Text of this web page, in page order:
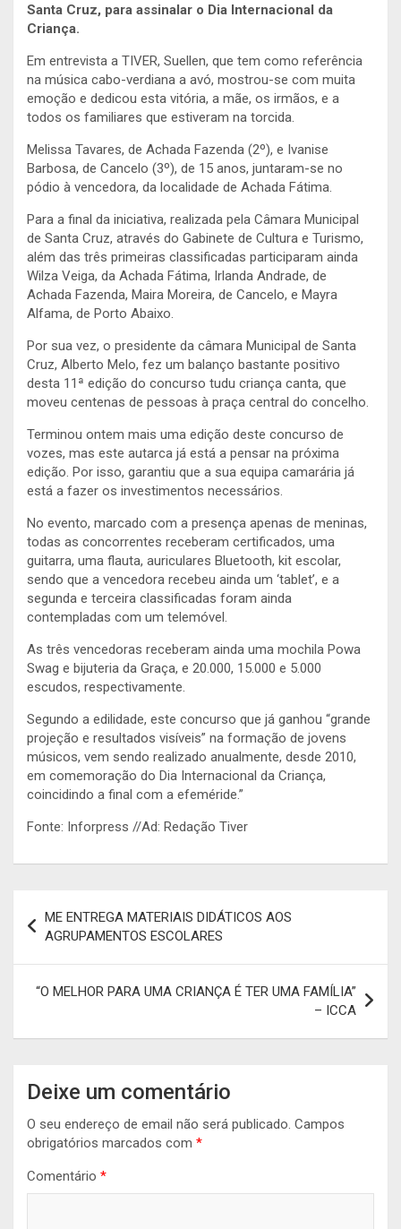
Santa Cruz, para assinalar o Dia Internacional da
Criança.
Em entrevista a TIVER, Suellen, que tem como referência
na música cabo-verdiana a avó, mostrou-se com muita
emoção e dedicou esta vitória, a mãe, os irmãos, e a
todos os familiares que estiveram na torcida.
Melissa Tavares, de Achada Fazenda (2º), e Ivanise
Barbosa, de Cancelo (3º), de 15 anos, juntaram-se no
pódio à vencedora, da localidade de Achada Fátima.
Para a final da iniciativa, realizada pela Câmara Municipal
de Santa Cruz, através do Gabinete de Cultura e Turismo,
além das três primeiras classificadas participaram ainda
Wilza Veiga, da Achada Fátima, Irlanda Andrade, de
Achada Fazenda, Maira Moreira, de Cancelo, e Mayra
Alfama, de Porto Abaixo.
Por sua vez, o presidente da câmara Municipal de Santa
Cruz, Alberto Melo, fez um balanço bastante positivo
desta 11ª edição do concurso tudu criança canta, que
moveu centenas de pessoas à praça central do concelho.
Terminou ontem mais uma edição deste concurso de
vozes, mas este autarca já está a pensar na próxima
edição. Por isso, garantiu que a sua equipa camarária já
está a fazer os investimentos necessários.
No evento, marcado com a presença apenas de meninas,
todas as concorrentes receberam certificados, uma
guitarra, uma flauta, auriculares Bluetooth, kit escolar,
sendo que a vencedora recebeu ainda um ‘tablet’, e a
segunda e terceira classificadas foram ainda
contempladas com um telemóvel.
As três vencedoras receberam ainda uma mochila Powa
Swag e bijuteria da Graça, e 20.000, 15.000 e 5.000
escudos, respectivamente.
Segundo a edilidade, este concurso que já ganhou “grande
projeção e resultados visíveis” na formação de jovens
músicos, vem sendo realizado anualmente, desde 2010,
em comemoração do Dia Internacional da Criança,
coincidindo a final com a efeméride.”
Fonte: Inforpress //Ad: Redação Tiver
de
artigos
ME ENTREGA MATERIAIS DIDÁTICOS AOS
AGRUPAMENTOS ESCOLARES
“O MELHOR PARA UMA CRIANÇA É TER UMA FAMÍLIA”
– ICCA
Deixe um comentário
O seu endereço de email não será publicado. Campos
obrigatórios marcados com *
Comentário *